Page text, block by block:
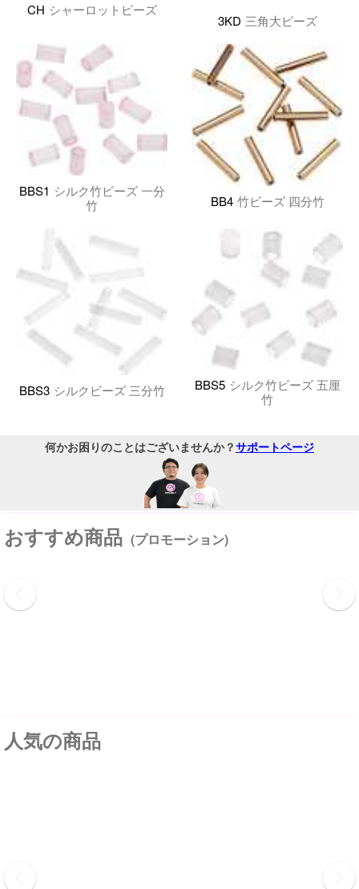
CH シャーロットビーズ
3KD 三角大ビーズ
BBS1 シルク竹ビーズ 一分
竹
BB4 竹ビーズ 四分竹
BBS3 シルクビーズ 三分竹 BBS5 シルク竹ビーズ 五厘
竹
何かお困りのことはございませんか？サポートページ
おすすめ商品 (プロモーション)
人気の商品